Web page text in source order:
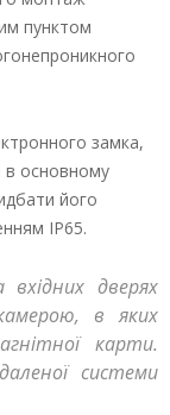
пунктом
замка,
в основному
його
IP65.
дверях
в яких
карти.
системи